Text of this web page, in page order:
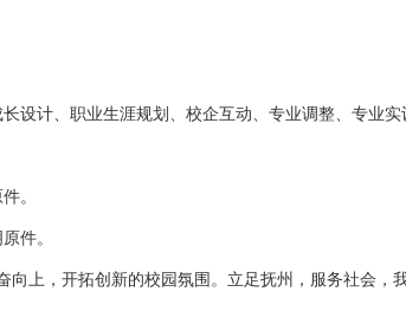
计、职业生涯规划、校企互动、专业调整、专业实
。
件。
上，开拓创新的校园氛围。立足抚州，服务社会，